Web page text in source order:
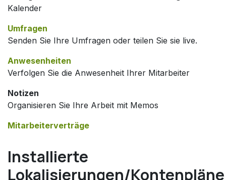
Kalender
Umfragen
Senden Sie Ihre Umfragen oder teilen Sie sie live.
Anwesenheiten
Verfolgen Sie die Anwesenheit Ihrer Mitarbeiter
Notizen
Organisieren Sie Ihre Arbeit mit Memos
Mitarbeiterverträge
Installierte
Lokalisierungen/Kontenpläne